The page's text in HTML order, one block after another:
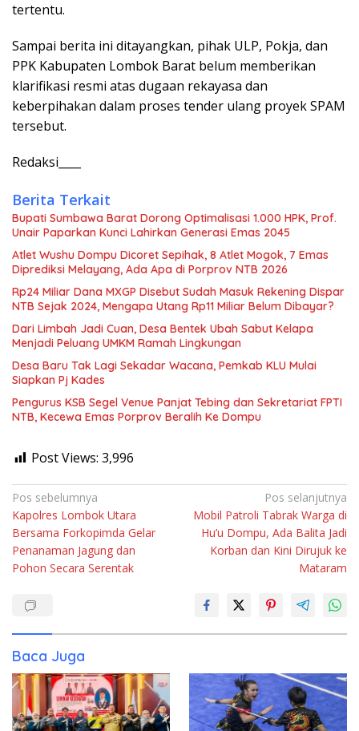
tertentu.
Sampai berita ini ditayangkan, pihak ULP, Pokja, dan
PPK Kabupaten Lombok Barat belum memberikan
klarifikasi resmi atas dugaan rekayasa dan
keberpihakan dalam proses tender ulang proyek SPAM
tersebut.
Redaksi____
Berita Terkait
Bupati Sumbawa Barat Dorong Optimalisasi 1.000 HPK, Prof.
Unair Paparkan Kunci Lahirkan Generasi Emas 2045
Atlet Wushu Dompu Dicoret Sepihak, 8 Atlet Mogok, 7 Emas
Diprediksi Melayang, Ada Apa di Porprov NTB 2026
Rp24 Miliar Dana MXGP Disebut Sudah Masuk Rekening Dispar
NTB Sejak 2024, Mengapa Utang Rp11 Miliar Belum Dibayar?
Dari Limbah Jadi Cuan, Desa Bentek Ubah Sabut Kelapa
Menjadi Peluang UMKM Ramah Lingkungan
Desa Baru Tak Lagi Sekadar Wacana, Pemkab KLU Mulai
Siapkan Pj Kades
Pengurus KSB Segel Venue Panjat Tebing dan Sekretariat FPTI
NTB, Kecewa Emas Porprov Beralih Ke Dompu
Post Views: 3,996
Navigasi
pos
Pos sebelumnya
Kapolres Lombok Utara
Bersama Forkopimda Gelar
Penanaman Jagung dan
Pohon Secara Serentak
Pos selanjutnya
Mobil Patroli Tabrak Warga di
Hu’u Dompu, Ada Balita Jadi
Korban dan Kini Dirujuk ke
Mataram
Baca Juga